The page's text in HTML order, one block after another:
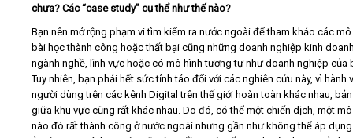
chưa? Các “case study” cụ thể như thế nào?
Bạn nên mở rộng phạm vi tìm kiếm ra nước ngoài để tham khảo các mô
bài học thành công hoặc thất bại cũng những doanh nghiệp kinh
ngành nghề, lĩnh vực hoặc có mô hình tương tự như doanh nghiệp của
Tuy nhiên, bạn phải hết sức tỉnh táo đối với các nghiên cứu này, vì hành
người dùng trên các kênh Digital trên thế giới hoàn toàn khác nhau,
giữa khu vực cũng rất khác nhau. Do đó, có thể một chiến dịch, một
nào đó rất thành công ở nước ngoài nhưng gần như không thể áp